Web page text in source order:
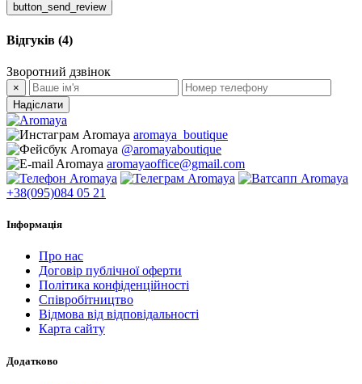
button_send_review
Відгуків (4)
Зворотний дзвінок
×
Надіслати
aromaya_boutique
@aromayaboutique
aromayaoffice@gmail.com
+38(095)084 05 21
Інформація
Про нас
Договір публічної оферти
Політика конфіденційності
Співробітництво
Відмова від відповідальності
Карта сайту
Додатково